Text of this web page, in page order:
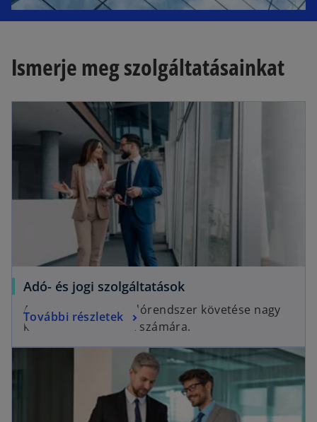
Ismerje meg szolgáltatásainkat
Adó- és jogi szolgáltatások
A gyakran változó adórendszer követése nagy
kihívás a társaságok számára.
További részletek